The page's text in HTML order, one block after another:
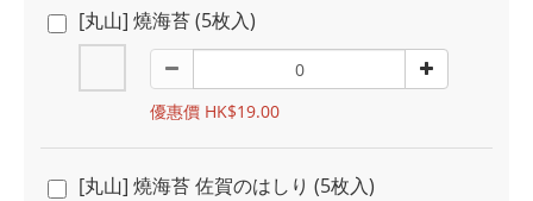
[丸山] 燒海苔 (5枚入)
優惠價 HK$19.00
[丸山] 燒海苔 佐賀のはしり (5枚入)